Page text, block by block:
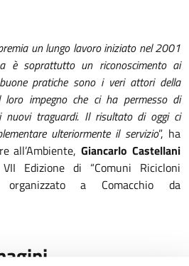
un lungo lavoro iniziato nel 2001
è soprattutto un riconoscimento ai
pratiche sono i veri attori della
impegno che ci ha permesso di
nuovi traguardi. Il risultato di oggi ci
ulteriormente il servizio”, ha
all’Ambiente,Giancarlo Castellani
Edizione di “Comuni Ricicloni
organizzato a Comacchio da